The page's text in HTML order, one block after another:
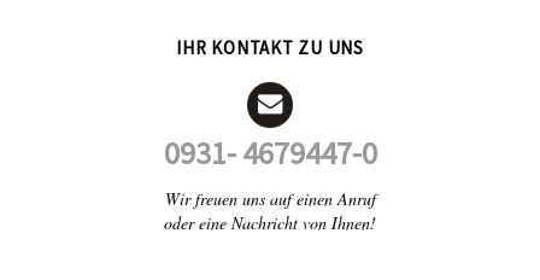
IHR KONTAKT ZU UNS
0931- 4679447-0
Wir freuen uns auf einen Anruf
oder eine Nachricht von Ihnen!